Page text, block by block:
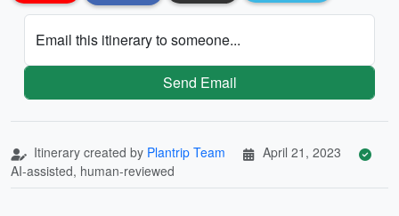
Email this itinerary to someone...
Send Email
Itinerary created by Plantrip Team
April 21, 2023
AI-assisted, human-reviewed